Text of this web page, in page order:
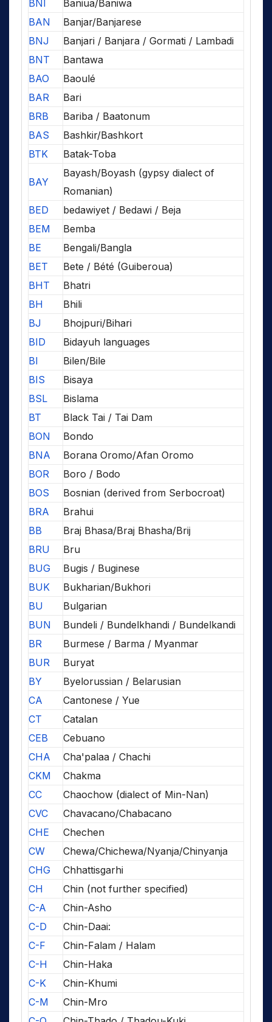
BNI
Baniua/Baniwa
BAN
Banjar/Banjarese
BNJ
Banjari / Banjara / Gormati / Lambadi
BNT
Bantawa
BAO
Baoulé
BAR
Bari
BRB
Bariba / Baatonum
BAS
Bashkir/Bashkort
BTK
Batak-Toba
BAY
Bayash/Boyash (gypsy dialect of
Romanian)
BED
bedawiyet / Bedawi / Beja
BEM
Bemba
BE
Bengali/Bangla
BET
Bete / Bété (Guiberoua)
BHT
Bhatri
BH
Bhili
BJ
Bhojpuri/Bihari
BID
Bidayuh languages
BI
Bilen/Bile
BIS
Bisaya
BSL
Bislama
BT
Black Tai / Tai Dam
BON
Bondo
BNA
Borana Oromo/Afan Oromo
BOR
Boro / Bodo
BOS
Bosnian (derived from Serbocroat)
BRA
Brahui
BB
Braj Bhasa/Braj Bhasha/Brij
BRU
Bru
BUG
Bugis / Buginese
BUK
Bukharian/Bukhori
BU
Bulgarian
BUN
Bundeli / Bundelkhandi / Bundelkandi
BR
Burmese / Barma / Myanmar
BUR
Buryat
BY
Byelorussian / Belarusian
CA
Cantonese / Yue
CT
Catalan
CEB
Cebuano
CHA
Cha'palaa / Chachi
CKM
Chakma
CC
Chaochow (dialect of Min-Nan)
CVC
Chavacano/Chabacano
CHE
Chechen
CW
Chewa/Chichewa/Nyanja/Chinyanja
CHG
Chhattisgarhi
CH
Chin (not further specified)
C-A
Chin-Asho
C-D
Chin-Daai:
C-F
Chin-Falam / Halam
C-H
Chin-Haka
C-K
Chin-Khumi
C-M
Chin-Mro